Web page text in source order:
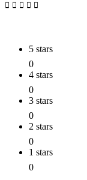
5 stars
0
4 stars
0
3 stars
0
2 stars
0
1 stars
0